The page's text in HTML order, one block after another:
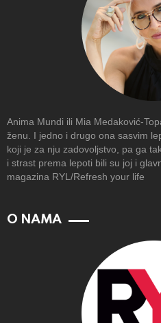
Anima Mundi ili Mia Medaković-
ženu. I jedno i drugo ona sasvim
koji je za nju zadovoljstvo, pa ga
i strast prema lepoti bili su joj i
magazina RYL/Refresh your life
O NAMA